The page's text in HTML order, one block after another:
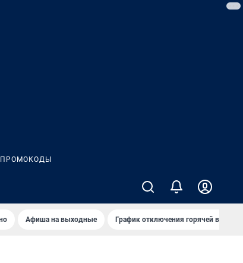
ПРОМОКОДЫ
Афиша на выходные График отключения горячей воды в